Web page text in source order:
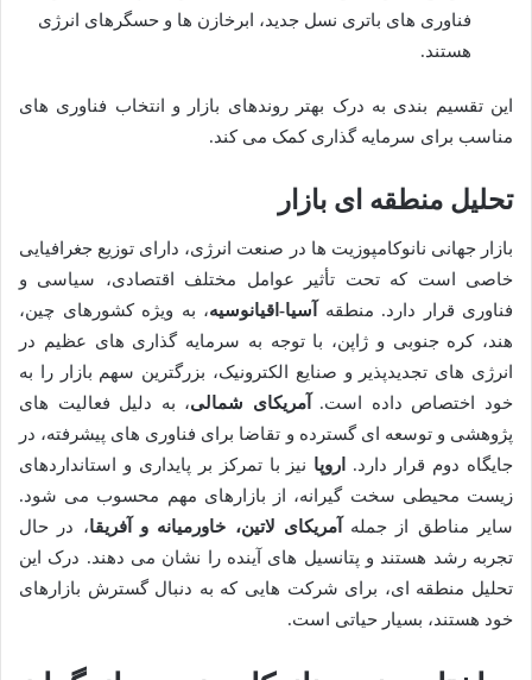
فناوری های باتری نسل جدید، ابرخازن ها و حسگرهای انرژی
هستند.
این تقسیم بندی به درک بهتر روندهای بازار و انتخاب فناوری های
مناسب برای سرمایه گذاری کمک می کند.
تحلیل منطقه ای بازار
بازار جهانی نانوکامپوزیت ها در صنعت انرژی، دارای توزیع جغرافیایی
خاصی است که تحت تأثیر عوامل مختلف اقتصادی، سیاسی و
فناوری قرار دارد. منطقه
آسیا-اقیانوسیه، به ویژه کشورهای چین،
هند، کره جنوبی و ژاپن، با توجه به سرمایه گذاری های عظیم در
انرژی های تجدیدپذیر و صنایع الکترونیک، بزرگترین سهم بازار را به
خود اختصاص داده است.
آمریکای شمالی، به دلیل فعالیت های
پژوهشی و توسعه ای گسترده و تقاضا برای فناوری های پیشرفته، در
جایگاه دوم قرار دارد.
اروپا نیز با تمرکز بر پایداری و استانداردهای
زیست محیطی سخت گیرانه، از بازارهای مهم محسوب می شود.
سایر مناطق از جمله
آمریکای لاتین، خاورمیانه و آفریقا، در حال
تجربه رشد هستند و پتانسیل های آینده را نشان می دهند. درک این
تحلیل منطقه ای، برای شرکت هایی که به دنبال گسترش بازارهای
خود هستند، بسیار حیاتی است.